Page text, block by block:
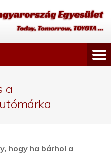
a
hogy ha bárhol a